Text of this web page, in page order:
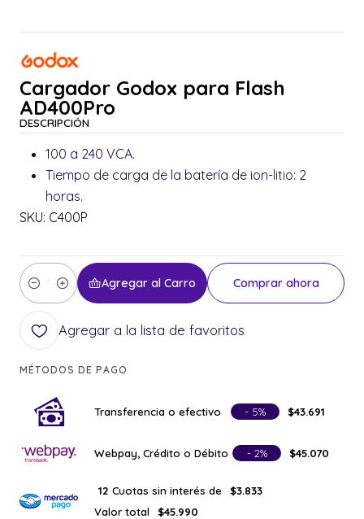
Cargador Godox para Flash
AD400Pro
DESCRIPCIÓN
100 a 240 VCA.
Tiempo de carga de la batería de ion-litio: 2
horas.
SKU: C400P
Cantidad
Agregar al Carro Comprar ahora
Agregar a la lista de favoritos
MÉTODOS DE PAGO
Transferencia o efectivo - 5% $43.691
Webpay, Crédito o Débito - 2% $45.070
12 Cuotas sin interés de
$3.833
Valor total
$45.990